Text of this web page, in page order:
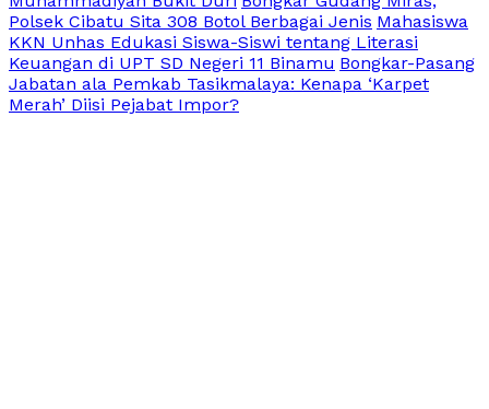
Polsek Cibatu Sita 308 Botol Berbagai Jenis Mahasiswa
KKN Unhas Edukasi Siswa-Siswi tentang Literasi
Keuangan di UPT SD Negeri 11 Binamu Bongkar-Pasang
Jabatan ala Pemkab Tasikmalaya: Kenapa ‘Karpet
Merah’ Diisi Pejabat Impor?